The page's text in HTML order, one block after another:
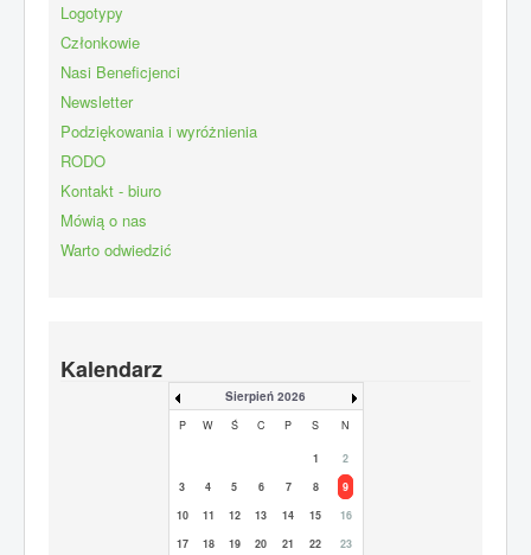
Logotypy
Członkowie
Nasi Beneficjenci
Newsletter
Podziękowania i wyróżnienia
RODO
Kontakt - biuro
Mówią o nas
Warto odwiedzić
Kalendarz
Sierpień 2026
P W Ś C P S N
1
2
3
4 5 6 7 8
9
10
11 12 13 14 15
16
17
18 19 20 21 22
23